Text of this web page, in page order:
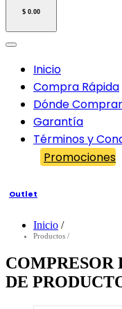
$ 0.00
Inicio
Compra Rápida
Dónde Comprar
Garantía
Términos y
Promociones
Outlet
Inicio /
Productos /
COMPRESOR
DE